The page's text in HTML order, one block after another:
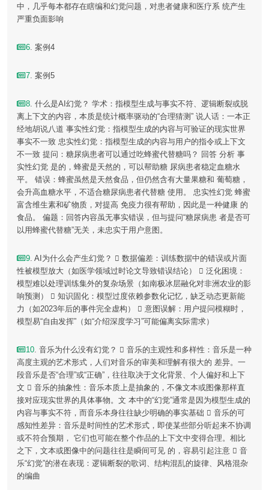
中，几乎每本都存在瞎编和幻觉问题，对患者健康和医疗系 统产生
严重负面影响
6. 案例4
7. 案例5
8. 什么是AI幻觉？ 学术：指模型生成与事实不符、逻辑断裂或脱
离上下文的内容，本质是统计概率驱动的“合理猜测” 说人话：一本正
经地胡说八道 事实性幻觉：指模型生成的内容与可验证的现实世界
事实不一致 忠实性幻觉：指模型生成的内容与用户的指令或上下文
不一致 提问：糖尿病患者可以通过吃蜂蜜代替糖吗？ 回答 分析 事
实性幻觉 是的，蜂蜜是天然的，可以帮助糖 尿病患者稳定血糖水
平。 错误：蜂蜜虽然是天然食品，但仍然含有大量果糖和 葡萄糖，
会升高血糖水平，不适合糖尿病患者代替糖 使用。 忠实性幻觉 蜂蜜
富含维生素和矿物质，对提高 免疫力很有帮助，因此是一种健康 的
食品。 偏题：回答内容虽无事实错误，但与提问“糖尿病患 者是否可
以用蜂蜜代替糖”无关，未忠实于用户意图。
9. AI为什么会产生幻觉？  数据偏差：训练数据中的错误或片面
性被模型放大（如医学领域过时论文导致错误结论）  泛化困境：
模型难以处理训练集外的复杂场景（如南极冰层融化对非洲农业的影
响预测）  知识固化：模型过度依赖参数化记忆，缺乏动态更新能
力（如2023年后的事件完全虚构）  意图误解：用户提问模糊时，
模型易“自由发挥”（如“介绍深度学习”可能偏离实际需求）
10. 音乐为什么没有幻觉？  音乐的主观性和多样性：音乐是一种
高度主观的艺术形式，人们对音乐的审美和理解有很大的 差异。一
段音乐是否“合理”或“正确”，往往取决于文化背景、个人偏好和上下
文  音乐的抽象性：音乐本质上是抽象的，不像文本或图像那样直
接对应现实世界的具体事物。文 本中的“幻觉”通常是因为模型生成的
内容与事实不符，而音乐本身往往缺少明确的事实基础  音乐的可
感知性差异：音乐是时间性的艺术形式，即使某些部分听起来不协调
或不符合预期， 它们也可能在整个作品的上下文中变得合理。相比
之下，文本或图像中的问题往往是瞬间可见 的，容易引起注意  音
乐“幻觉”的潜在表现：逻辑断裂的歌词、结构混乱的旋律、风格混杂
的编曲